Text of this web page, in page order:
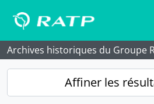
Archives historiques du Groupe
Affiner les